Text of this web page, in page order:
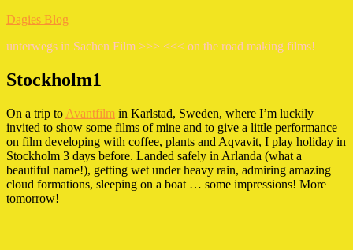
Zum
springen
Dagies Blog
unterwegs in Sachen Film >>> <<< on the road making films!
Stockholm1
On a trip to Avantfilm in Karlstad, Sweden, where I’m luckily
invited to show some films of mine and to give a little performance
on film developing with coffee, plants and Aqvavit, I play holiday in
Stockholm 3 days before. Landed safely in Arlanda (what a
beautiful name!), getting wet under heavy rain, admiring amazing
cloud formations, sleeping on a boat … some impressions! More
tomorrow!